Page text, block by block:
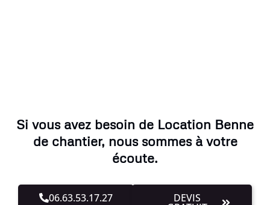
Si vous avez besoin de Location Benne
de chantier, nous sommes à votre
écoute.
06.63.53.17.27 DEVIS